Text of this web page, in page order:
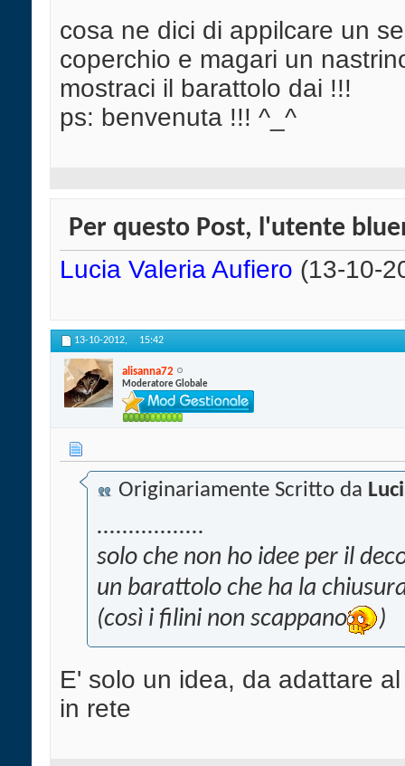
cosa ne dici di appilcare un
coperchio e magari un
mostraci il barattolo dai !!!
ps: benvenuta !!! ^_^
Per questo Post, l'utente
Lucia Valeria Aufiero (13-10-
13-10-2012, 15:42
alisanna72
Moderatore Globale
Originariamente Scritto da
.................
solo che non ho idee per il
un barattolo che ha la
(così i filini non scappano
)
E' solo un idea, da adattare
in rete